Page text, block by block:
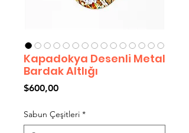
Kapadokya Desenli Metal
Bardak Altlığı
$600,00Fiyat
Sabun Çeşitleri *